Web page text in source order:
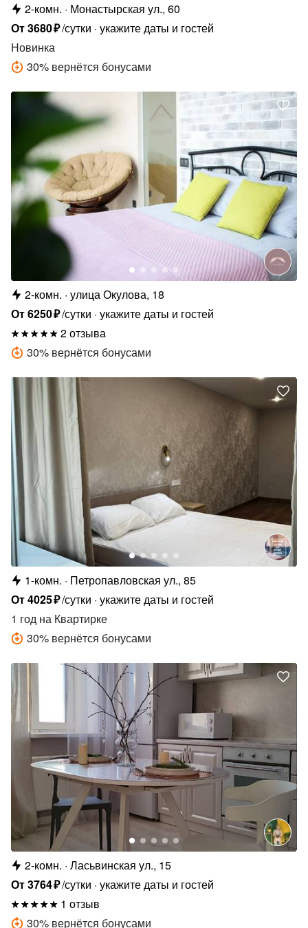
2-комн.
Монастырская ул., 60
От3680₽/сутки укажите даты и гостей
Новинка
30% вернётся бонусами
2-комн. улица Окулова, 18
От6250₽/сутки укажите даты и гостей
2 отзыва
30% вернётся бонусами
1-комн.
Петропавловская ул., 85
От4025₽/сутки укажите даты и гостей
1 год на Квартирке
30% вернётся бонусами
2-комн. Ласьвинская ул., 15
От3764₽/сутки укажите даты и гостей
1 отзыв
30% вернётся бонусами